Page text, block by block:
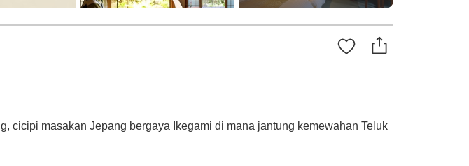
cicipi masakan Jepang bergaya Ikegami di mana jantung kemewahan Teluk